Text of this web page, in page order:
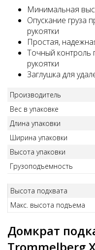
Минимальная
Опускание груза
рукоятки
Простая,
Точный контроль
рукоятки
Заглушка для
Производитель
Вес в упаковке
Длина упаковки
Ширина упаковки
Высота упаковки
Грузоподъемность
Высота подхвата
Макс. высота подъема
Домкрат